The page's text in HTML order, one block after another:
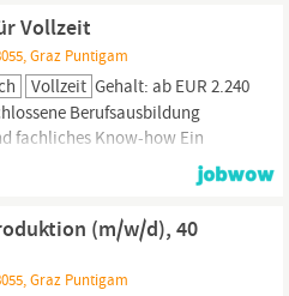
Vollzeit
Graz Puntigam
Vollzeit Gehalt: ab EUR 2.240
Berufsausbildung
fachliches Know-how Ein
und
und Teamfähigkeit
Deutschkenntnisse, die
gewährleisten Einwandfreier
(m/w/d), 40
Graz Puntigam